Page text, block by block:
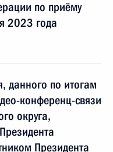
по приёму
2023 года
данного по итогам
конференц-связи
округа,
Президента